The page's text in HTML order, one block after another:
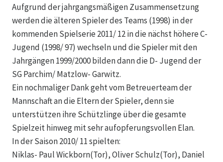
Aufgrund der jahrgangsmäßigen Zusammensetzung
werden die älteren Spieler des Teams (1998) in der
kommenden Spielserie 2011/ 12 in die nächst höhere C-
Jugend (1998/ 97) wechseln und die Spieler mit den
Jahrgängen 1999/2000 bilden dann die D- Jugend der
SG Parchim/ Matzlow- Garwitz.
Ein nochmaliger Dank geht vom Betreuerteam der
Mannschaft an die Eltern der Spieler, denn sie
unterstützen ihre Schützlinge über die gesamte
Spielzeit hinweg mit sehr aufopferungsvollen Elan.
In der Saison 2010/ 11 spielten:
Niklas- Paul Wickborn(Tor), Oliver Schulz(Tor), Daniel